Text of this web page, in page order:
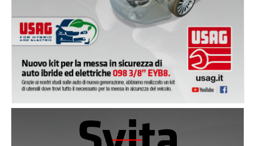
2020 - 458 E